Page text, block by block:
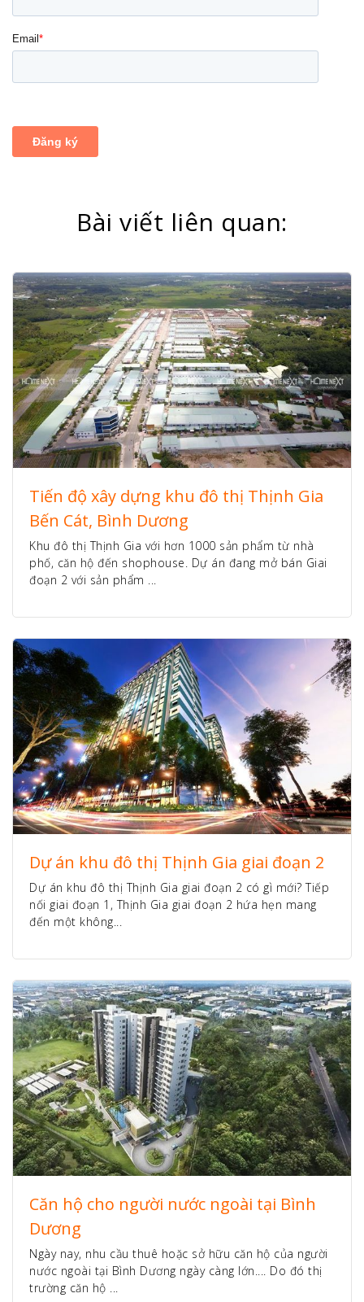
Bài viết liên quan:
Tiến độ xây dựng khu đô thị Thịnh Gia
Bến Cát, Bình Dương
Khu đô thị Thịnh Gia với hơn 1000 sản phẩm từ nhà
phố, căn hộ đến shophouse. Dự án đang mở bán Giai
đoạn 2 với sản phẩm ...
Dự án khu đô thị Thịnh Gia giai đoạn 2
Dự án khu đô thị Thịnh Gia giai đoạn 2 có gì mới? Tiếp
nối giai đoạn 1, Thịnh Gia giai đoạn 2 hứa hẹn mang
đến một không...
Căn hộ cho người nước ngoài tại Bình
Dương
Ngày nay, nhu cầu thuê hoặc sở hữu căn hộ của người
nước ngoài tại Bình Dương ngày càng lớn.... Do đó thị
trường căn hộ ...